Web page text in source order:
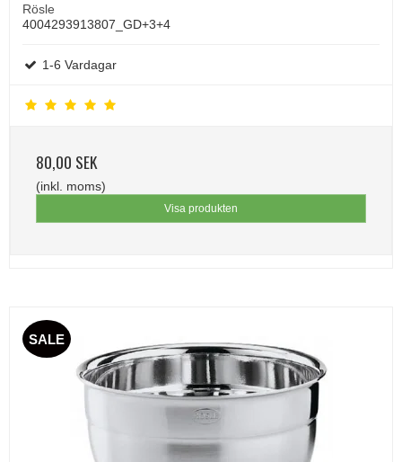
Rösle
4004293913807_GD+3+4
1-6 Vardagar
80,00 SEK
(inkl. moms)
Visa produkten
SALE